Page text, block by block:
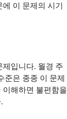
이 문제의 시기
입니다. 월경 주
준은 종종 이 문제
이해하면 불편함을